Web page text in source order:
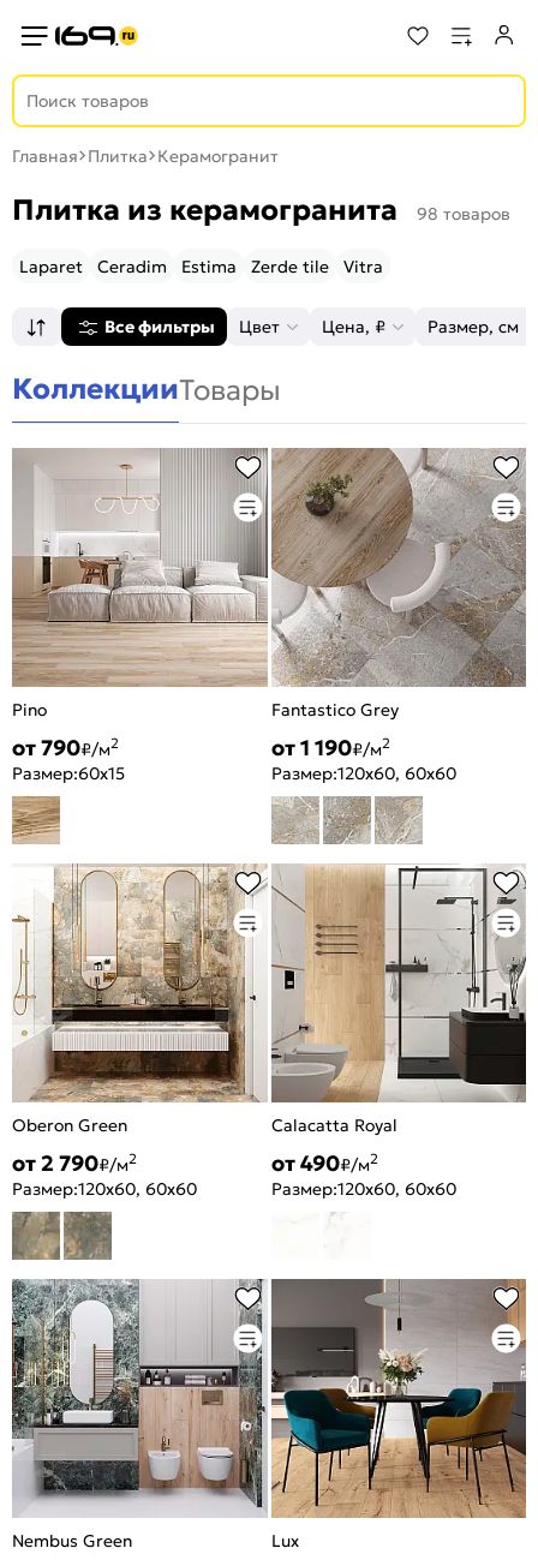
Главная Плитка Керамогранит
Плитка из керамогранита 98 товаров
Laparet Ceradim Estima Zerde tile Vitra
Все фильтры Цвет Цена, ₽ Размер, см
КоллекцииТовары
Pino
от 790₽/м2
Размер:60x15
Fantastico Grey
от 1 190₽/м2
Размер:120x60, 60x60
Oberon Green
от 2 790₽/м2
Размер:120x60, 60x60
Calacatta Royal
от 490₽/м2
Размер:120x60, 60x60
Nembus Green Lux